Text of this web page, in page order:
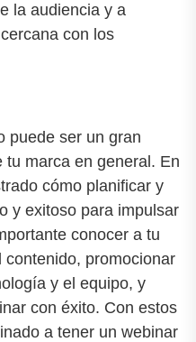
la audiencia y a
con los
puede ser un gran
tu marca en general. En
cómo planificar y
y exitoso para impulsar
conocer a tu
promocionar
y el equipo, y
con éxito. Con estos
a tener un webinar